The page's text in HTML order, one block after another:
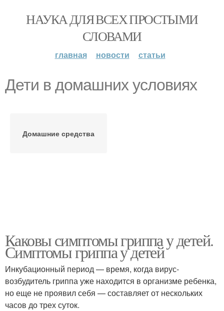
НАУКА ДЛЯ ВСЕХ ПРОСТЫМИ
СЛОВАМИ
главная новости статьи
Дети в домашних условиях
Домашние средства
Каковы симптомы гриппа у детей.
Симптомы гриппа у детей
Инкубационный период — время, когда вирус-
возбудитель гриппа уже находится в организме ребенка,
но еще не проявил себя — составляет от нескольких
часов до трех суток.